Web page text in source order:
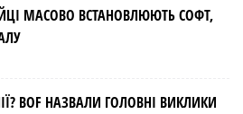
МАСОВО ВСТАНОВЛЮЮТЬ СОФТ,
BOF НАЗВАЛИ ГОЛОВНІ ВИКЛИКИ